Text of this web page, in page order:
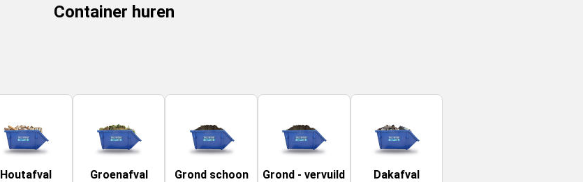
Container huren
Houtafval Groenafval Grond schoon Grond - vervuild Dakafval